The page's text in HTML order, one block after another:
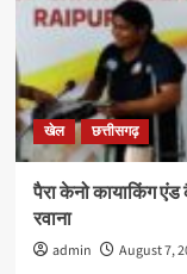
खेल छत्तीसगढ़
पैरा केनो कायाकिंग एंड
रवाना
admin August 7,